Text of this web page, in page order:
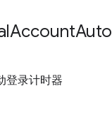
策
AccountAuto
登录计时器